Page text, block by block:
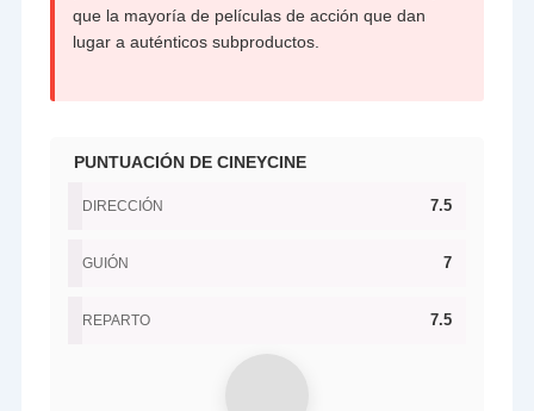
que la mayoría de películas de acción que dan
lugar a auténticos subproductos.
PUNTUACIÓN DE CINEYCINE
DIRECCIÓN 7.5
GUIÓN 7
REPARTO 7.5